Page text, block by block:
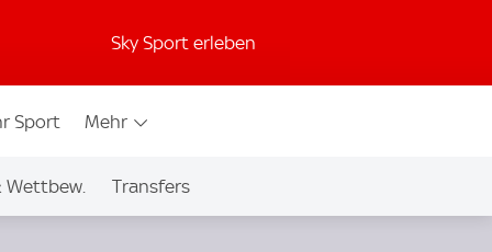
Sky Sport erleben
Sport Mehr
Wettbew. Transfers